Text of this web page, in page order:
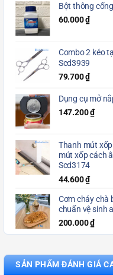
Bột thông
60.000₫
Combo 2 kéo
Scd3939
79.700₫
Dụng cụ mở
147.200₫
Thanh mút
mút xốp cách
Scd3174
44.600₫
Cơm cháy chà
chuẩn vệ sinh
200.000₫
SẢN PHẨM ĐÁNH GIÁ